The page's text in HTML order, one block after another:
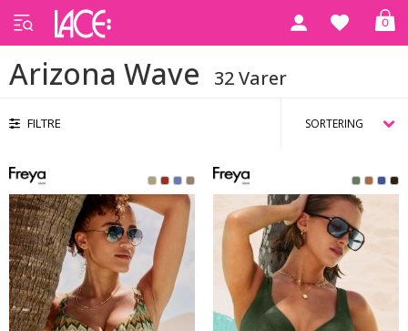
0
Forside Arizona Wave
Arizona Wave 32 Varer
FILTRE